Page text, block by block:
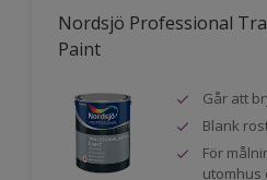
Nordsjö Professional
Paint
Går att
Blank
För
utomhus